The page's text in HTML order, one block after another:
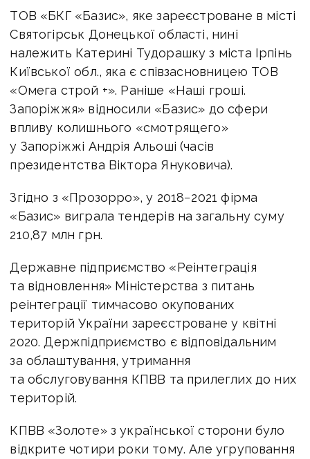
ТОВ «БКГ «Базис», яке зареєстроване в місті
Святогірськ Донецької області, нині
належить Катерині Тудорашку з міста Ірпінь
Київської обл., яка є співзасновницею ТОВ
«Омега строй +». Раніше «Наші гроші.
Запоріжжя» відносили «Базис» до сфери
впливу колишнього «смотрящего»
у Запоріжжі Андрія Альоші (часів
президентства Віктора Януковича).
Згідно з «Прозорро», у 2018−2021 фірма
«Базис» виграла тендерів на загальну суму
210,87 млн грн.
Державне підприємство «Реінтеграція
та відновлення» Міністерства з питань
реінтеграції тимчасово окупованих
територій України зареєстроване у квітні
2020. Держпідприємство є відповідальним
за облаштування, утримання
та обслуговування КПВВ та прилеглих до них
територій.
КПВВ «Золоте» з української сторони було
відкрите чотири роки тому. Але угруповання